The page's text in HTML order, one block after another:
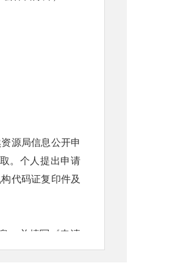
源局信息公开申
。个人提出申请
代码证复印件及
，并填写《申请